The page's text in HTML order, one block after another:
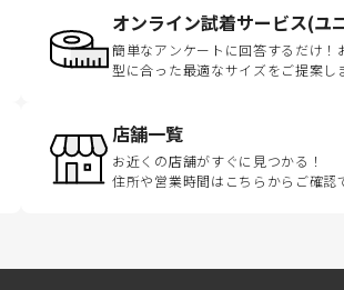
オンライン試着サービス(ユ
簡単なアンケートに回答するだけ！
型に合った最適なサイズをご提案し
店舗一覧
お近くの店舗がすぐに見つかる！
住所や営業時間はこちらからご確認